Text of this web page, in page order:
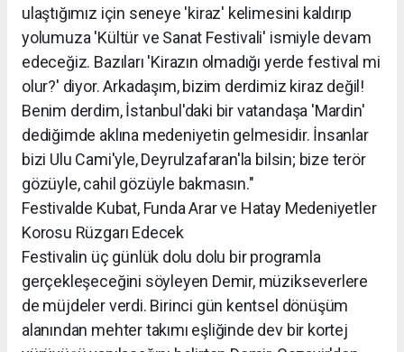
ulaştığımız için seneye 'kiraz' kelimesini kaldırıp
yolumuza 'Kültür ve Sanat Festivali' ismiyle devam
edeceğiz. Bazıları 'Kirazın olmadığı yerde festival mi
olur?' diyor. Arkadaşım, bizim derdimiz kiraz değil!
Benim derdim, İstanbul'daki bir vatandaşa 'Mardin'
dediğimde aklına medeniyetin gelmesidir. İnsanlar
bizi Ulu Cami'yle, Deyrulzafaran'la bilsin; bize terör
gözüyle, cahil gözüyle bakmasın."
Festivalde Kubat, Funda Arar ve Hatay Medeniyetler
Korosu Rüzgarı Edecek
Festivalin üç günlük dolu dolu bir programla
gerçekleşeceğini söyleyen Demir, müzikseverlere
de müjdeler verdi. Birinci gün kentsel dönüşüm
alanından mehter takımı eşliğinde dev bir kortej